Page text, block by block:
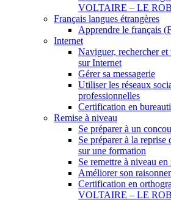
VOLTAIRE – LE
Français langues étrangères
Apprendre le français
Internet
Naviguer, rechercher
sur Internet
Gérer sa messagerie
Utiliser les réseaux
professionnelles
Certification en
Remise à niveau
Se préparer à un
Se préparer à la reprise
sur une formation
Se remettre à niveau
Améliorer son
Certification en
VOLTAIRE – LE